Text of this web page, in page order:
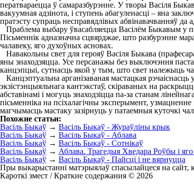
ператвараецца ў самаразбурэнне. У творы Васіля
вакуумная адзінота, і ступень абагуленасці – яна
пратэсту супраць несправядлівых абвінавачванняў
Праблема выбару ўвасабляецца Васілём Быкавым у
Пісьменнік адназначна сцвярджае, што разбурэнне
чалавеку, яго духоўных асновах.
Навакольны свет для герояў Васіля Быкава
яны знаходзяцца. Усе персанажы без выключэння
канцэпцыі, сутнасць якой у тым, што свет належыць
Канцэптуальна арганізаваная мастацкая
экзістэнцыяльнага кантэкстаў, скіраваных на
абставінамі і могуць знаходзіцца па-за станам
пісьменніка на псіхалагічны эксперымент,
магчымасць мастаку зазірнуць у патаемныя куточкі
Похожие статьи:
Васіль Быкаў → Васіль Быкаў - Жураўліны крык
Васіль Быкаў → Васіль Быкаў - Аблава
Васіль Быкаў → Васіль Быкаў - Сотнікаў
Васіль Быкаў → Аблава. Трагедыя Хведара Роўбы і яго
Васіль Быкаў → Васіль Быкаў - Пайсці і не вярнуцца
Пры выкарыстанні матэрыялаў спасылайцеся на сайт,
Кароткі змест / Краткие содержания © 2026